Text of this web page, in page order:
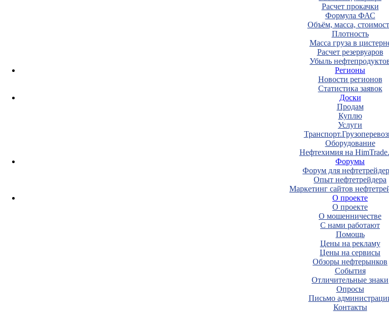
Расчет прокачки
Формула ФАС
Объём, масса,
Плотность
Масса груза в
Расчет резервуаров
Убыль
Регионы
Новости регионов
Статистика заявок
Доски
Продам
Куплю
Услуги
Оборудование
Нефтехимия на
Форумы
Форум для
Опыт нефтетрейдера
Маркетинг сайтов
О проекте
О проекте
О мошенничестве
С нами работают
Помощь
Цены на рекламу
Цены на сервисы
Обзоры нефтерынков
События
Отличительные знаки
Опросы
Письмо
Контакты